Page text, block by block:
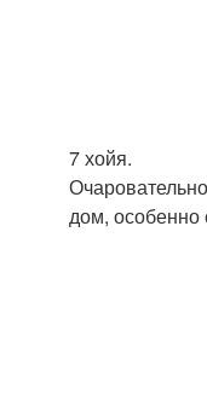
7 хойя.
дом, особенно